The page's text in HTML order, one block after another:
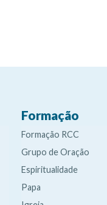
Formação
Formação RCC
Grupo de Oração
Espiritualidade
Papa